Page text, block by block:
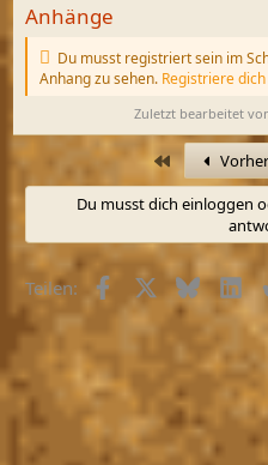
Anhänge
Du musst registriert sein im
Anhang zu sehen. Registriere
Zuletzt bearbeitet
Erste
Du musst dich einloggen
Teilen: FacebookX (Twitter)
Bluesky